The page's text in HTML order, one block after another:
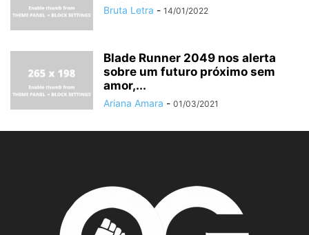
Bruta Letra - 14/01/2022
Blade Runner 2049 nos alerta
sobre um futuro próximo sem
amor,...
Ariana Amara - 01/03/2021